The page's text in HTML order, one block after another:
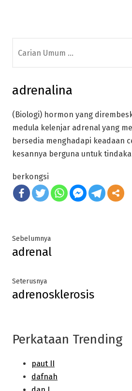
for:
adrenalina
(Biologi) hormon yang
medula kelenjar adrenal yang
bersedia menghadapi keadaan
kesannya berguna untuk
berkongsi
Post
navigation
SebelumnyaPrevious
adrenal
SeterusnyaNext
post:
adrenosklerosis
Perkataan Trending